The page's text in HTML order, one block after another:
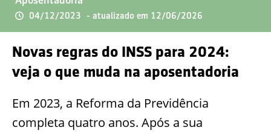
04/12/2023 - atualizado em 12/06/2026
Novas regras do INSS para 2024:
veja o que muda na aposentadoria
Em 2023, a Reforma da Previdência
completa quatro anos. Após a sua